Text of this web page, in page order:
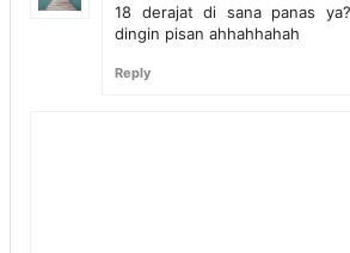
18 derajat di sana panas
dingin pisan ahhahhahah
Reply